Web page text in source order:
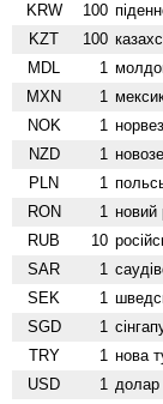
KRW 100
KZT 100
MDL 1
MXN 1
NOK 1
NZD 1
PLN 1
RON 1 новий
RUB 10
SAR 1
SEK 1
SGD 1
TRY 1 нова
USD 1